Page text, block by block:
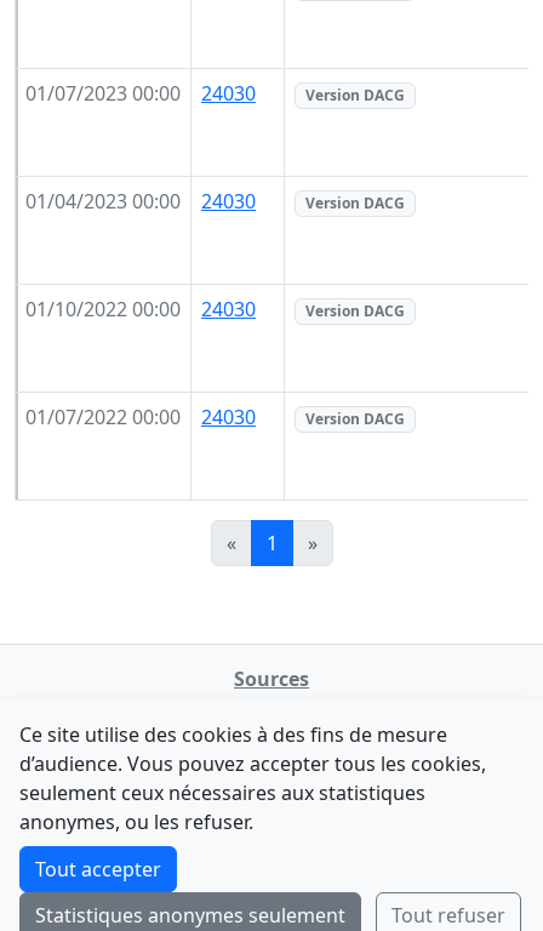
01/07/2023 00:00 24030 Version DACG
01/04/2023 00:00 24030 Version DACG
01/10/2022 00:00 24030 Version DACG
01/07/2022 00:00 24030 Version DACG
« 1 »
Sources
data.gouv.fr
Legifrance - API
Contact
F-Droid·App Store
Tchap
© 2026retiolus— NATINFo
Comment avez-vous découvert NATINFo ?
Une courte réponse suffit (500 caractères max).
Envoyer Ignorer
Ce site utilise des cookies à des fins de mesure
d’audience. Vous pouvez accepter tous les cookies,
seulement ceux nécessaires aux statistiques
anonymes, ou les refuser.
Tout accepter
Statistiques anonymes seulement
Tout refuser